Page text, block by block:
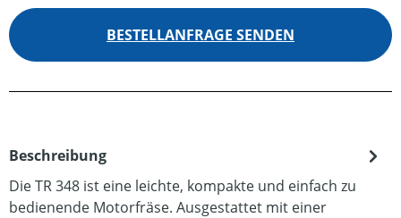
BESTELLANFRAGE SENDEN
Beschreibung
Die TR 348 ist eine leichte, kompakte und einfach zu
bedienende Motorfräse. Ausgestattet mit einer